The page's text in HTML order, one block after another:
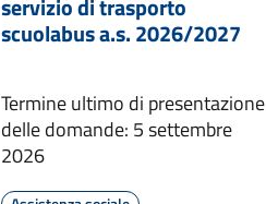
servizio di trasporto
scuolabus a.s. 2026/2027
Termine ultimo di presentazione
delle domande: 5 settembre
2026